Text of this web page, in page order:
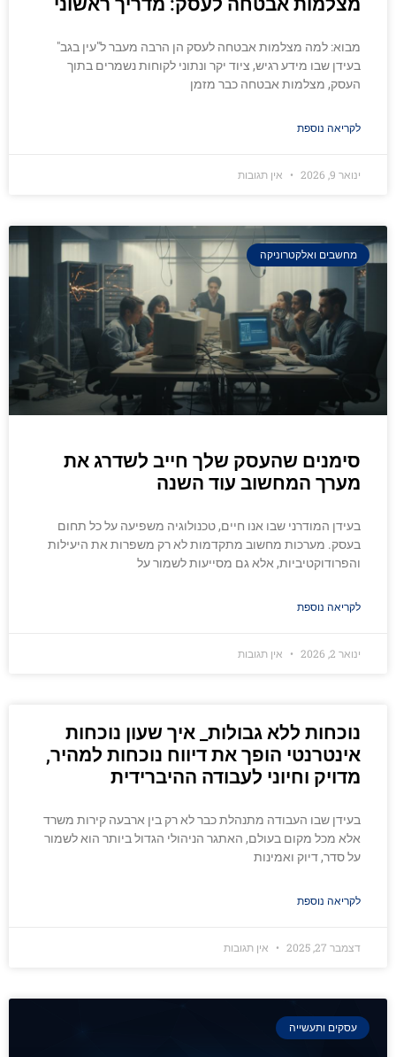
מצלמות אבטחה לעסק: מדריך ראשוני
מבוא: למה מצלמות אבטחה לעסק הן הרבה מעבר ל"עין בגב"
בעידן שבו מידע רגיש, ציוד יקר ונתוני לקוחות נשמרים בתוך
העסק, מצלמות אבטחה כבר מזמן
לקריאה נוספת
ינואר 9, 2026 אין תגובות
מחשבים ואלקטרוניקה
סימנים שהעסק שלך חייב לשדרג את
מערך המחשוב עוד השנה
בעידן המודרני שבו אנו חיים, טכנולוגיה משפיעה על כל תחום
בעסק. מערכות מחשוב מתקדמות לא רק משפרות את היעילות
והפרודוקטיביות, אלא גם מסייעות לשמור על
לקריאה נוספת
ינואר 2, 2026 אין תגובות
נוכחות ללא גבולות_ איך שעון נוכחות
אינטרנטי הופך את דיווח נוכחות למהיר,
מדויק וחיוני לעבודה ההיברידית
בעידן שבו העבודה מתנהלת כבר לא רק בין ארבעה קירות משרד
אלא מכל מקום בעולם, האתגר הניהולי הגדול ביותר הוא לשמור
על סדר, דיוק ואמינות
לקריאה נוספת
דצמבר 27, 2025 אין תגובות
עסקים ותעשייה